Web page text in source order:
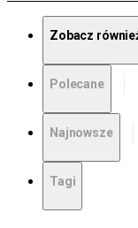
Zobacz
Polecane
Najnowsze
Tagi